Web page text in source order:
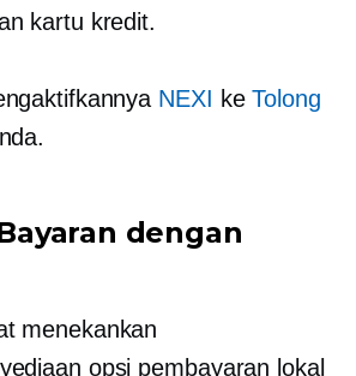
kartu kredit.
NEXI keTolong
dengan
menekankan
opsi pembayaran lokal